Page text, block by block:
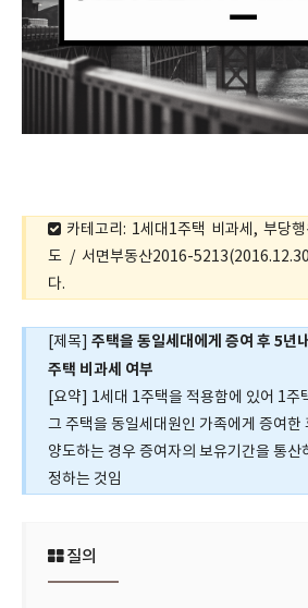
카테고리: 1세대1주택 비과세, 부당
도 / 서면부동산2016-
다.
[제목] 주택을 동일세대에게 증여 후 5년
주택 비과세 여부
[요약] 1세대 1주택을 적용함에 있어 1주
그 주택을 동일세대원인 가족에게 증여한
양도하는 경우 증여자의 보유기간을 통산
정하는 것임
질의